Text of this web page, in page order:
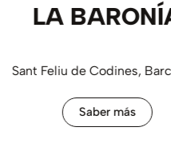
Barcelona